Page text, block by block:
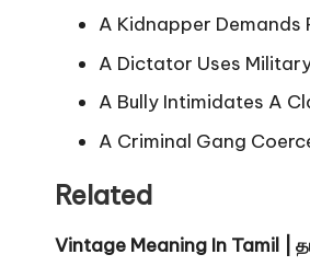
A Kidnapper Demands
A Dictator Uses
A Bully Intimidates A
A Criminal Gang
Related
Vintage Meaning In Tamil |